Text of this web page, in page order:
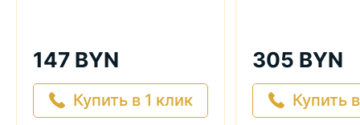
147 BYN
Купить в 1 клик
305 BYN
Купить